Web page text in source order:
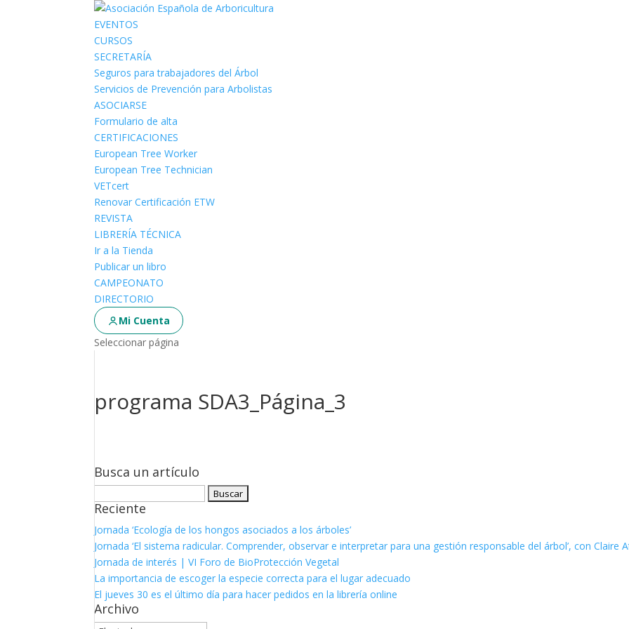
EVENTOS
CURSOS
SECRETARÍA
Seguros para trabajadores del Árbol
Servicios de Prevención para Arbolistas
ASOCIARSE
Formulario de alta
CERTIFICACIONES
European Tree Worker
European Tree Technician
VETcert
Renovar Certificación ETW
REVISTA
LIBRERÍA TÉCNICA
Ir a la Tienda
Publicar un libro
CAMPEONATO
DIRECTORIO
Mi Cuenta
Seleccionar página
programa SDA3_Página_3
Busca un artículo
Reciente
Jornada ‘Ecología de los hongos asociados a los árboles’
Jornada ‘El sistema radicular. Comprender, observar e interpretar para una gestión responsable del árbol’, con Claire
Jornada de interés | VI Foro de BioProtección Vegetal
La importancia de escoger la especie correcta para el lugar adecuado
El jueves 30 es el último día para hacer pedidos en la librería online
Archivo